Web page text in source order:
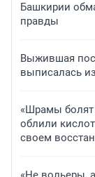
Башкирии
правды
Выжившая
выписалась
«Шрамы болят
облили
своем